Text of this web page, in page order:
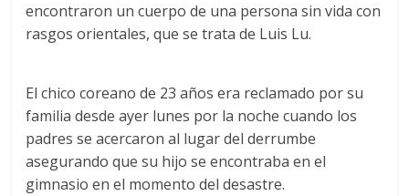
encontraron un cuerpo de una persona sin vida con
rasgos orientales, que se trata de Luis Lu.
El chico coreano de 23 años era reclamado por su
familia desde ayer lunes por la noche cuando los
padres se acercaron al lugar del derrumbe
asegurando que su hijo se encontraba en el
gimnasio en el momento del desastre.